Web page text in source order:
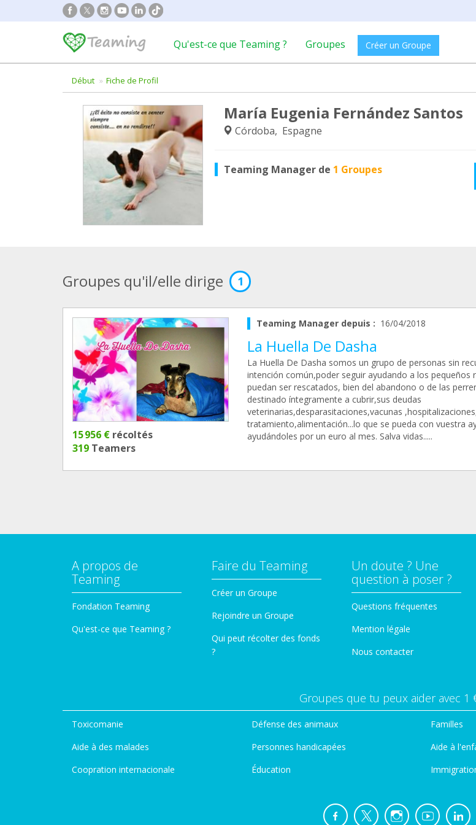
Qu'est-ce que Teaming ? Groupes Créer un Groupe
Début Fiche de Profil
María Eugenia Fernández Santos
Córdoba, Espagne
Teaming Manager de 1 Groupes
Groupes qu'il/elle dirige 1
15 956 € récoltés
319 Teamers
Teaming Manager depuis : 16/04/2018
La Huella De Dasha
La Huella De Dasha somos un grupo de personas sin
intención común,poder seguir ayudando a los pequeños
puedan ser rescatados, bien del abandono o de las
destinado íntegramente a cubrir,sus deudas
veterinarias,desparasitaciones,vacunas
tratamiento,alimentación...lo que se pueda con vuestra
ayudándoles por un euro al mes. Salva vidas.....
A propos de
Teaming
Fondation Teaming
Qu'est-ce que Teaming ?
Faire du Teaming
Créer un Groupe
Rejoindre un Groupe
Qui peut récolter des fonds
?
Un doute ? Une
question à poser ?
Questions fréquentes
Mention légale
Nous contacter
Groupes que tu peux aider avec 1
Toxicomanie
Aide à des malades
Coopration internacionale
Défense des animaux
Personnes handicapées
Éducation
Familles
Aide à